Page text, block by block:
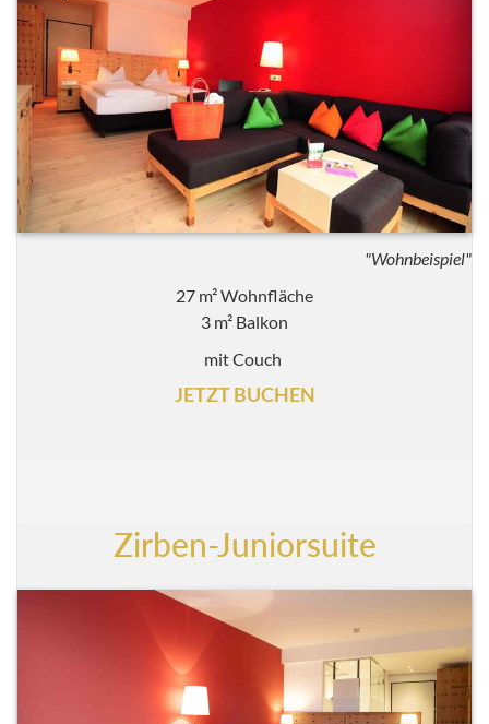
"Wohnbeispiel"
27 m² Wohnfläche
3 m² Balkon
mit Couch
JETZT BUCHEN
Zirben-Juniorsuite